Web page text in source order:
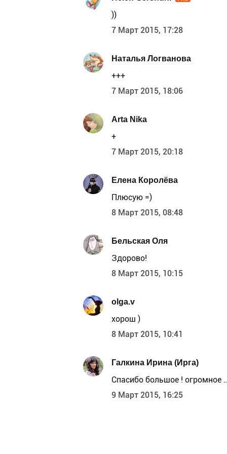
))
7 Март 2015, 17:28
Наталья Логванова
+++
7 Март 2015, 18:06
Arta Nika
+
7 Март 2015, 20:18
Елена Королёва
Плюсую =)
8 Март 2015, 08:48
Бельская Оля
Здорово!
8 Март 2015, 10:15
olga.v
хорош )
8 Март 2015, 10:41
Галкина Ирина (Ирга)
Спасибо большое ! огромное
9 Март 2015, 16:25